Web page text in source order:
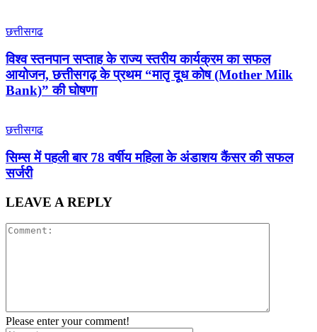
छत्तीसगढ
विश्व स्तनपान सप्ताह के राज्य स्तरीय कार्यक्रम का सफल
आयोजन, छत्तीसगढ़ के प्रथम “मातृ दूध कोष (Mother Milk
Bank)” की घोषणा
छत्तीसगढ
सिम्स में पहली बार 78 वर्षीय महिला के अंडाशय कैंसर की सफल
सर्जरी
LEAVE A REPLY
Please enter your comment!